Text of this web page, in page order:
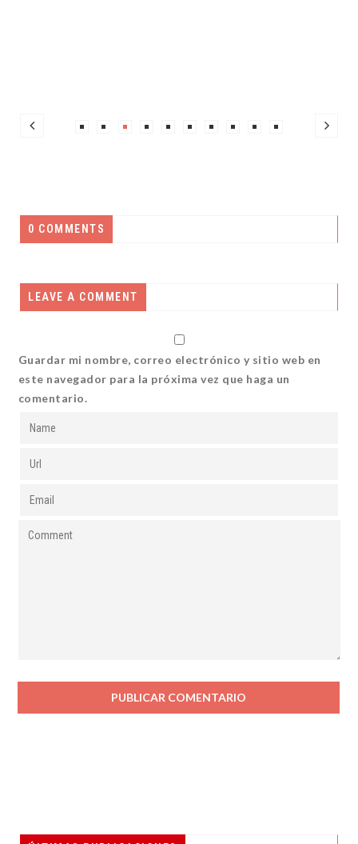
0 COMMENTS
LEAVE A COMMENT
Guardar mi nombre, correo electrónico y sitio web en
este navegador para la próxima vez que haga un
comentario.